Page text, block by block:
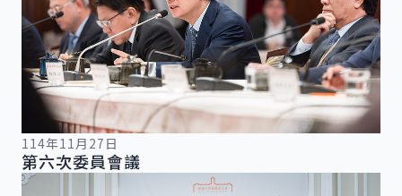
114年11月27日
第六次委員會議
詳細內容